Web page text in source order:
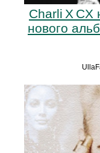
Charli X CX
нового